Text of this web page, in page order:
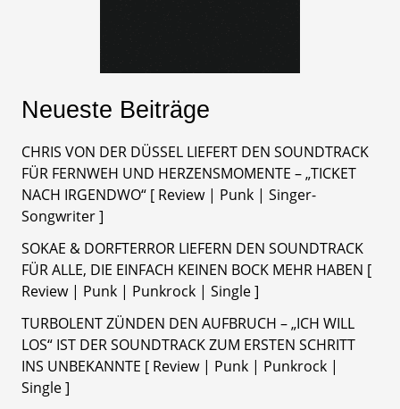
Neueste Beiträge
CHRIS VON DER DÜSSEL LIEFERT DEN SOUNDTRACK
FÜR FERNWEH UND HERZENSMOMENTE – „TICKET
NACH IRGENDWO“ [ Review | Punk | Singer-
Songwriter ]
SOKAE & DORFTERROR LIEFERN DEN SOUNDTRACK
FÜR ALLE, DIE EINFACH KEINEN BOCK MEHR HABEN [
Review | Punk | Punkrock | Single ]
TURBOLENT ZÜNDEN DEN AUFBRUCH – „ICH WILL
LOS“ IST DER SOUNDTRACK ZUM ERSTEN SCHRITT
INS UNBEKANNTE [ Review | Punk | Punkrock |
Single ]